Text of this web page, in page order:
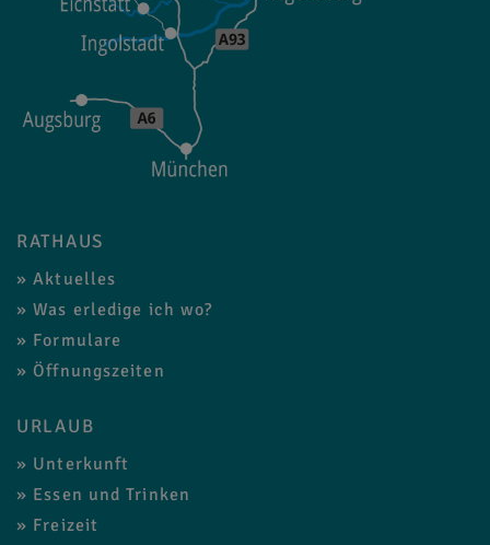
RATHAUS
Aktuelles
Was erledige ich wo?
Formulare
Öffnungszeiten
URLAUB
Unterkunft
Essen und Trinken
Freizeit